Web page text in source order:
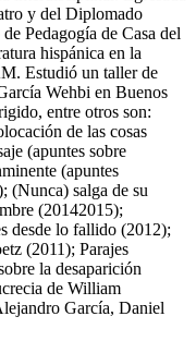
y del Diplomado
Pedagogía de Casa del
hispánica en la
Estudió un taller de
Wehbi en Buenos
entre otros son:
de las cosas
(apuntes sobre
(apuntes
(Nunca) salga de su
(20142015);
desde lo fallido (2012);
(2011); Parajes
la desaparición
de William
García, Daniel